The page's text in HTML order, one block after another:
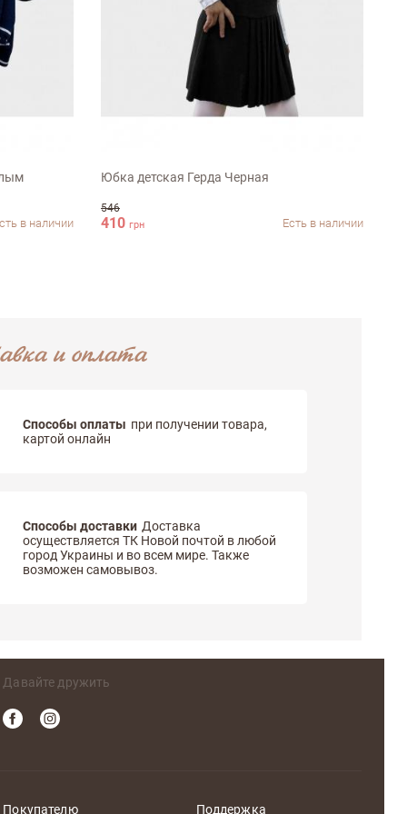
в наличии
116-122см
Юбка детская Герда Черная
546
410 грн Есть в наличии
и оплата
Способы оплаты при получении товара,
картой онлайн
Способы доставки Доставка
осуществляется ТК Новой почтой в любой
город Украины и во всем мире. Также
возможен самовывоз.
Давайте дружить
Покупателю Поддержка